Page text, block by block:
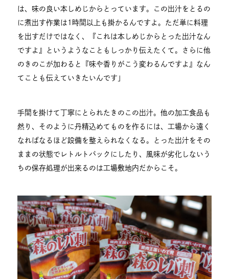
は、味の良い本しめじからとっています。この出汁をとるの
に煮出す作業は1時間以上も掛かるんですよ。ただ単に料理
を出すだけではなく、『これは本しめじからとった出汁なん
ですよ』というようなこともしっかり伝えたくて。さらに他
のきのこが加わると『味や香りがこう変わるんですよ』なん
てことも伝えていきたいんです」
手間を掛けて丁寧にとられたきのこの出汁。他の加工食品も
然り、そのように丹精込めてものを作るには、工場から遠く
なればなるほど設備を整えられなくなる。とった出汁をその
ままの状態でレトルトパックにしたり、風味が劣化しないう
ちの保存処理が出来るのは工場敷地内だからこそ。